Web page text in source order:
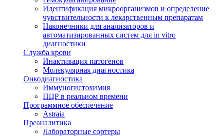
Идентификация микроорганизмов и определение
чувствительности к лекарственным препаратам
Наконечники для анализаторов и
автоматизированных систем для in vitro
диагностики
Служба крови
Инактивация патогенов
Молекулярная диагностика
Онкодиагностика
Иммуногистохимия
ПЦР в реальном времени
Программное обеспечение
Astraia
Преаналитика
Лабораторные сортеры